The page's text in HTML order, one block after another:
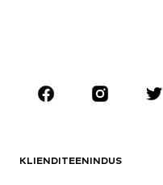
Aksessuaarid
Uus
KLIENDITEENINDUS